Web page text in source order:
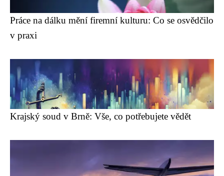
Práce na dálku mění firemní kulturu: Co se osvědčilo
v praxi
Krajský soud v Brně: Vše, co potřebujete vědět